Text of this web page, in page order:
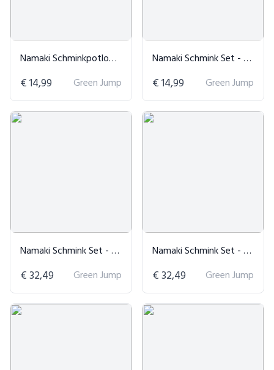
Namaki Schminkpotloden Rood - 3 Stuks
€ 14,99 Green Jump
Namaki Schmink Set - 3 Delig
€ 14,99 Green Jump
Namaki Schmink Set - 6 Delig
€ 32,49 Green Jump
Namaki Schmink Set - 6 Delig
€ 32,49 Green Jump